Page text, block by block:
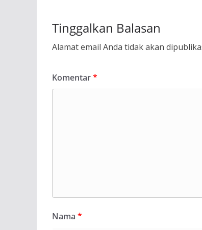
Tinggalkan Balasan
Alamat email Anda tidak akan
Komentar*
Nama *